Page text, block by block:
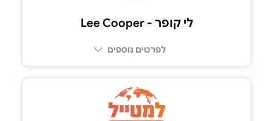
לי קופר - Lee Cooper
לפרטים נוספים